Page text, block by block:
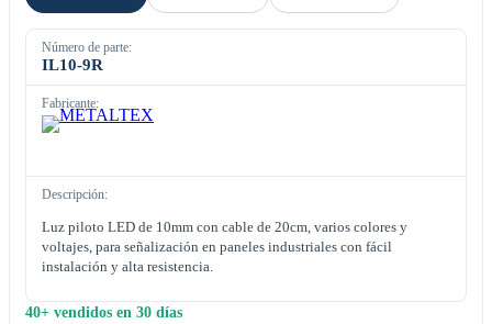
Número de parte:
IL10-9R
Fabricante:
Descripción:
Luz piloto LED de 10mm con cable de 20cm, varios colores y
voltajes, para señalización en paneles industriales con fácil
instalación y alta resistencia.
40+ vendidos en 30 días